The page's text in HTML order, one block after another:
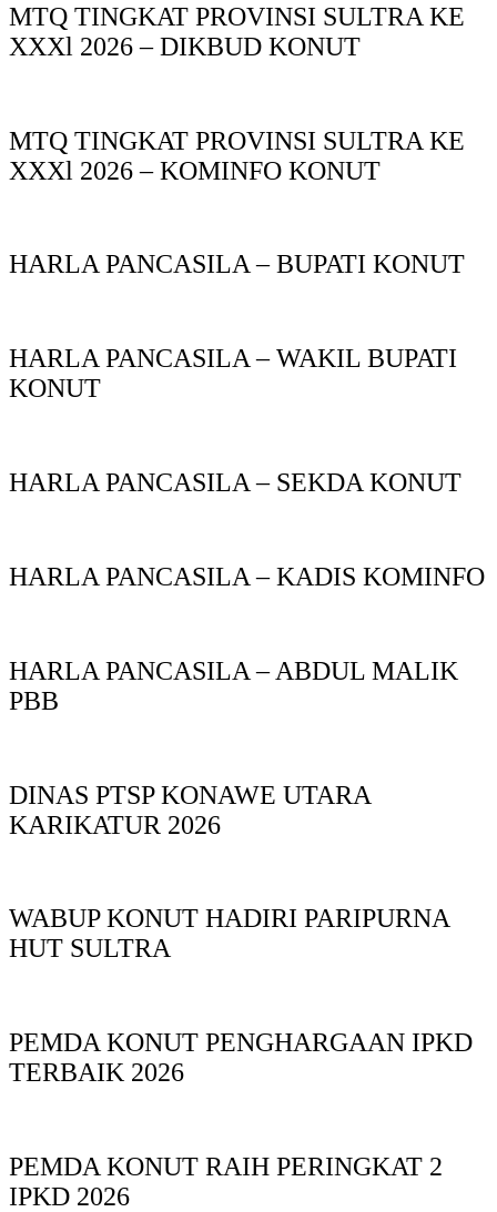
MTQ TINGKAT PROVINSI SULTRA KE
XXXl 2026 – DIKBUD KONUT
MTQ TINGKAT PROVINSI SULTRA KE
XXXl 2026 – KOMINFO KONUT
HARLA PANCASILA – BUPATI KONUT
HARLA PANCASILA – WAKIL BUPATI
KONUT
HARLA PANCASILA – SEKDA KONUT
HARLA PANCASILA – KADIS KOMINFO
HARLA PANCASILA – ABDUL MALIK
PBB
DINAS PTSP KONAWE UTARA
KARIKATUR 2026
WABUP KONUT HADIRI PARIPURNA
HUT SULTRA
PEMDA KONUT PENGHARGAAN IPKD
TERBAIK 2026
PEMDA KONUT RAIH PERINGKAT 2
IPKD 2026